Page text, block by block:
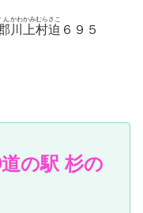
ん
川上村
かわかみむら
迫
さこ
６９５
の駅 杉の